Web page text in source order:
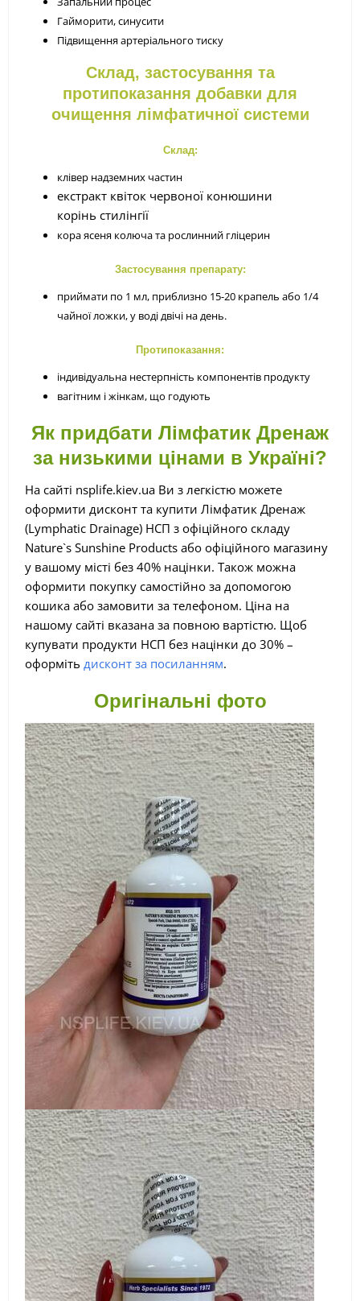
Гайморити, синусити
Підвищення артеріального тиску
Склад, застосування та
протипоказання добавки для
очищення лімфатичної системи
Склад:
клівер надземних частин
екстракт квіток червоної конюшини
корінь стилінгії
кора ясеня колюча та рослинний гліцерин
Застосування препарату:
приймати по 1 мл, приблизно 15-20 крапель або 1/4
чайної ложки, у воді двічі на день.
Протипоказання:
індивідуальна нестерпність компонентів продукту
вагітним і жінкам, що годують
Як придбати Лімфатик Дренаж
за низькими цінами в Україні?
На сайті nsplife.kiev.ua Ви з легкістю можете
оформити дисконт та купити Лімфатик Дренаж
(Lymphatic Drainage) НСП з офіційного складу
Nature`s Sunshine Products або офіційного магазину
у вашому місті без 40% націнки. Також можна
оформити покупку самостійно за допомогою
кошика або замовити за телефоном. Ціна на
нашому сайті вказана за повною вартістю. Щоб
купувати продукти НСП без націнки до 30% –
оформіть дисконт за посиланням.
Оригінальні фото